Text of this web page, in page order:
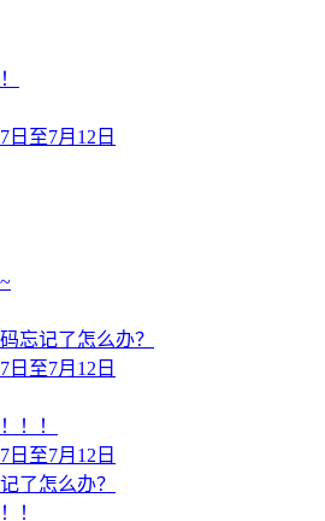
日至7月12日
忘记了怎么办？
日至7月12日
！！
至7月12日
了怎么办？
！